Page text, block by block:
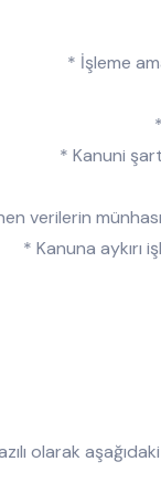
* İşleme
* Kanuni
verilerin
* Kanuna aykırı
olarak